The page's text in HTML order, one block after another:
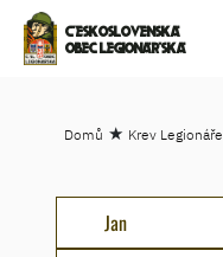
ČESKOSLOVENSKÁ
OBEC LEGIONÁŘSKÁ
Domů ★ Krev Legionáře